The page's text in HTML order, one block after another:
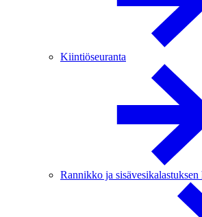
Kiintiöseuranta
Rannikko ja